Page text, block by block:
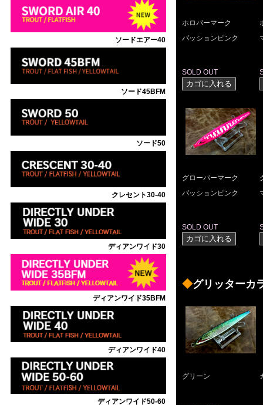
ホロパーマーク
パッションピンク
SOLD OUT
グローパーマーク
パッションピンク
SOLD OUT
◆グリッターカ
グリーン
ソードエアー40
ソード45BFM
ソード50
クレセント30-40
ディアンワイド30
ディアンワイド35BFM
ディアンワイド40
ディアンワイド50-60